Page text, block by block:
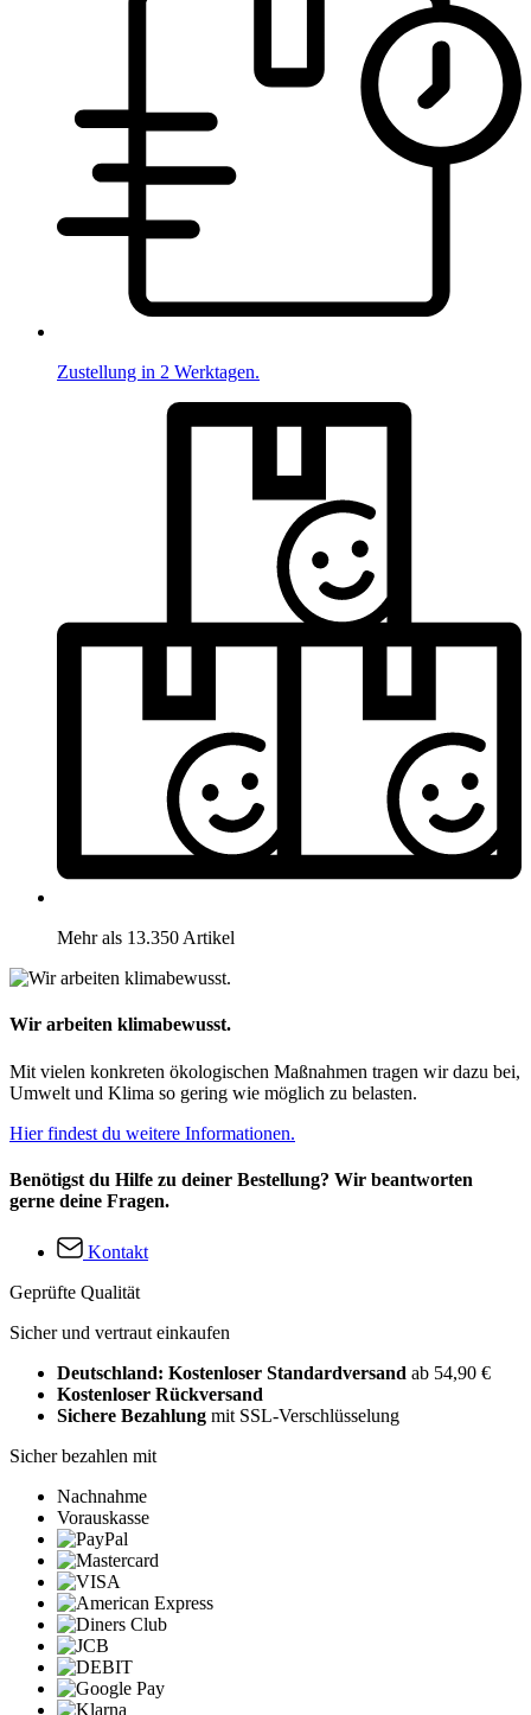
Zustellung in 2 Werktagen.
Mehr als 13.350 Artikel
Wir arbeiten klimabewusst.
Mit vielen konkreten ökologischen Maßnahmen tragen wir dazu bei,
Umwelt und Klima so gering wie möglich zu belasten.
Hier findest du weitere Informationen.
Benötigst du Hilfe zu deiner Bestellung? Wir beantworten
gerne deine Fragen.
Kontakt
Geprüfte Qualität
Sicher und vertraut einkaufen
Deutschland: Kostenloser Standardversand ab 54,90 €
Kostenloser Rückversand
Sichere Bezahlung mit SSL-Verschlüsselung
Sicher bezahlen mit
Nachnahme
Vorauskasse